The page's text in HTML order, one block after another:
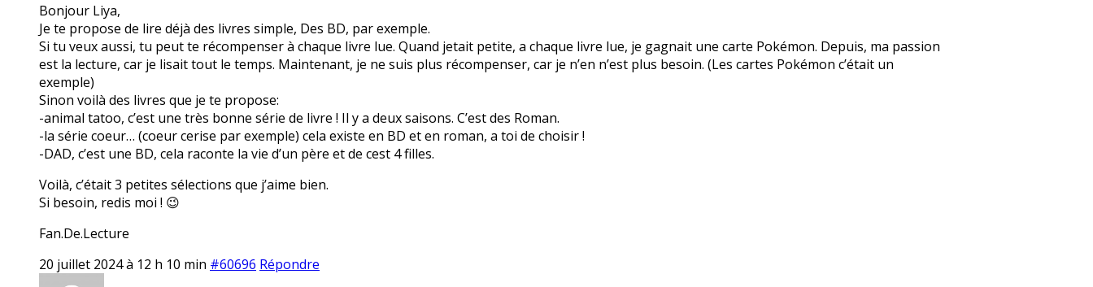
Bonjour Liya,
Je te propose de lire déjà des livres simple, Des BD, par exemple.
Si tu veux aussi, tu peut te récompenser à chaque livre lue. Quand jetait petite, a chaque livre lue, je gagnait une carte Pokémon. Depuis, ma passion
est la lecture, car je lisait tout le temps. Maintenant, je ne suis plus récompenser, car je n’en n’est plus besoin. (Les cartes Pokémon c’était un
exemple)
Sinon voilà des livres que je te propose:
-animal tatoo, c’est une très bonne série de livre ! Il y a deux saisons. C’est des Roman.
-la série coeur… (coeur cerise par exemple) cela existe en BD et en roman, a toi de choisir !
-DAD, c’est une BD, cela raconte la vie d’un père et de cest 4 filles.
Voilà, c’était 3 petites sélections que j’aime bien.
Si besoin, redis moi ! 😉
Fan.De.Lecture
20 juillet 2024 à 12 h 10 min #60696 Répondre